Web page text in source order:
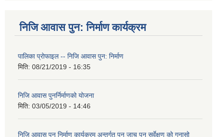
निजि आवास पुन: निर्माण कार्यक्रम
पालिका प्राेफाइल -- निजि आवास पुन: निर्माण
मिति: 08/21/2019 - 16:35
निजि आवास पुनर्निर्माणको योजना
मिति: 03/05/2019 - 14:46
निजि आवास पुन निर्माण कार्यक्रम अन्तर्गत पुन जाच पुन सर्वेक्षण को गुनासो